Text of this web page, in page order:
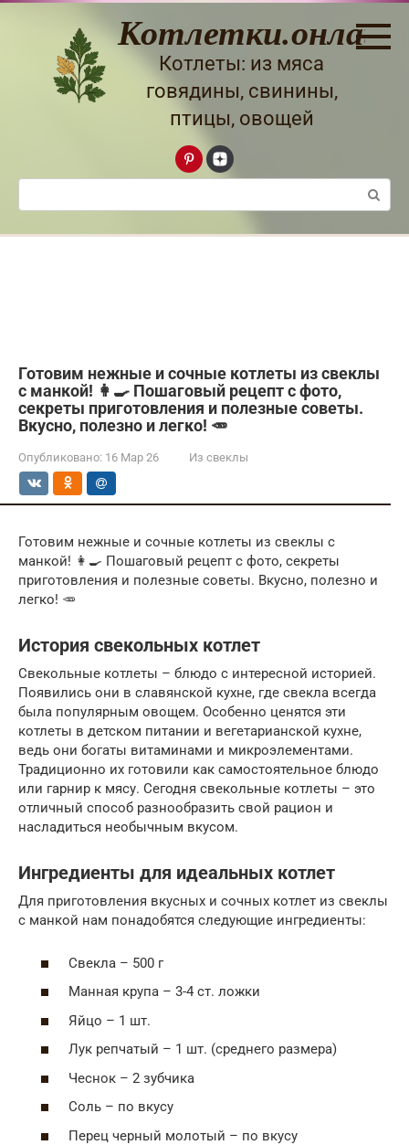
Перейти
Котлетки.онлайн
Котлеты: из мяса
говядины, свинины,
птицы, овощей
Поиск:
Готовим нежные и сочные котлеты из свеклы
с манкой! 👩‍🍳 Пошаговый рецепт с фото,
секреты приготовления и полезные советы.
Вкусно, полезно и легко! 🥕
Опубликовано: 16 Мар 26 Из свеклы
Готовим нежные и сочные котлеты из свеклы с
манкой! 👩‍🍳 Пошаговый рецепт с фото, секреты
приготовления и полезные советы. Вкусно, полезно и
легко! 🥕
История свекольных котлет
Свекольные котлеты – блюдо с интересной историей.
Появились они в славянской кухне, где свекла всегда
была популярным овощем. Особенно ценятся эти
котлеты в детском питании и вегетарианской кухне,
ведь они богаты витаминами и микроэлементами.
Традиционно их готовили как самостоятельное блюдо
или гарнир к мясу. Сегодня свекольные котлеты – это
отличный способ разнообразить свой рацион и
насладиться необычным вкусом.
Ингредиенты для идеальных котлет
Для приготовления вкусных и сочных котлет из свеклы
с манкой нам понадобятся следующие ингредиенты:
Свекла – 500 г
Манная крупа – 3-4 ст. ложки
Яйцо – 1 шт.
Лук репчатый – 1 шт. (среднего размера)
Чеснок – 2 зубчика
Соль – по вкусу
Перец черный молотый – по вкусу